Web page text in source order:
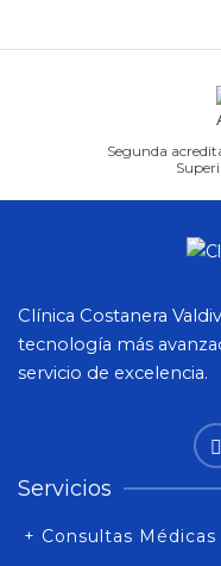
Segunda
Clínica Costanera
tecnología más
servicio de excelencia.
Servicios
+ Consultas Médicas